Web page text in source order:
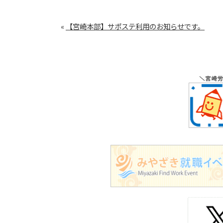
« 【宮崎本部】サポステ利用のお知らせです。